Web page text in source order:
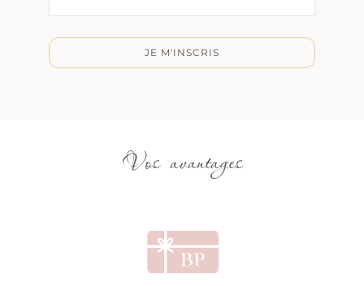
JE M'INSCRIS
Vos avantages